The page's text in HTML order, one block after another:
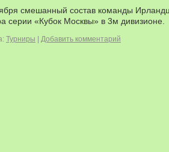
смешанный состав команды
серии «Кубок Москвы» в 3м дивизионе.
Турниры Добавить комментарий